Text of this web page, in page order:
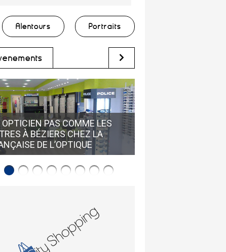
Alentours Portraits
OPTICIEN PAS COMME LES
À BÉZIERS CHEZ LA
DE L’OPTIQUE